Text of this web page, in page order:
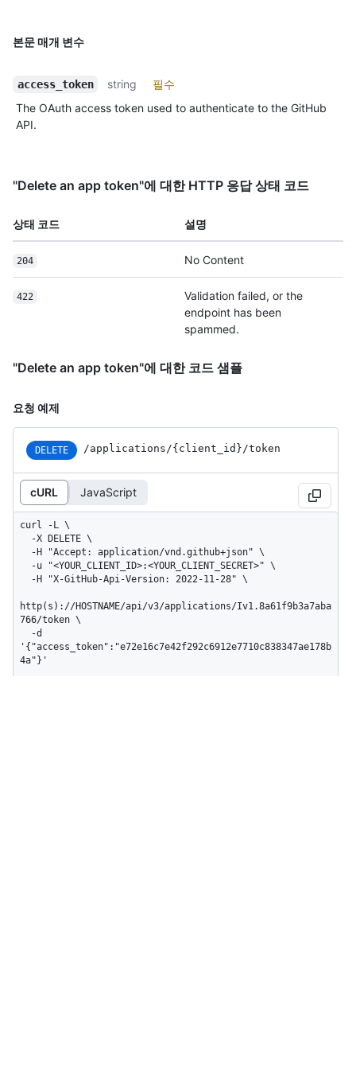
본문 매개 변수
access_token string
필수
The OAuth access token used to authenticate to the GitHub
API.
"Delete an app token"에 대한 HTTP 응답 상태 코드
상태 코드 설명
204 No Content
422
Validation failed, or the
endpoint has been
spammed.
"Delete an app token"에 대한 코드 샘플
요청 예제
DELETE /applications /{client_ id} /token
cURL JavaScript
curl -L \
http(s)://HOSTNAME/api/v3/applications/Iv1.8a61f9b3a7aba
766/token \
'{"access_token":"e72e16c7e42f292c6912e7710c838347ae178b
4a"}'